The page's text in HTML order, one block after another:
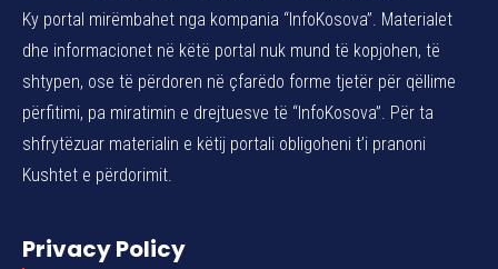
Ky portal mirëmbahet nga kompania “InfoKosova”. Materialet
dhe informacionet në këtë portal nuk mund të kopjohen, të
shtypen, ose të përdoren në çfarëdo forme tjetër për qëllime
përfitimi, pa miratimin e drejtuesve të “InfoKosova”. Për ta
shfrytëzuar materialin e këtij portali obligoheni t’i pranoni
Kushtet e përdorimit.
Privacy Policy